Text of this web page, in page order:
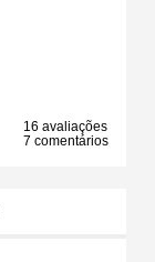
16 avaliações
7 comentários